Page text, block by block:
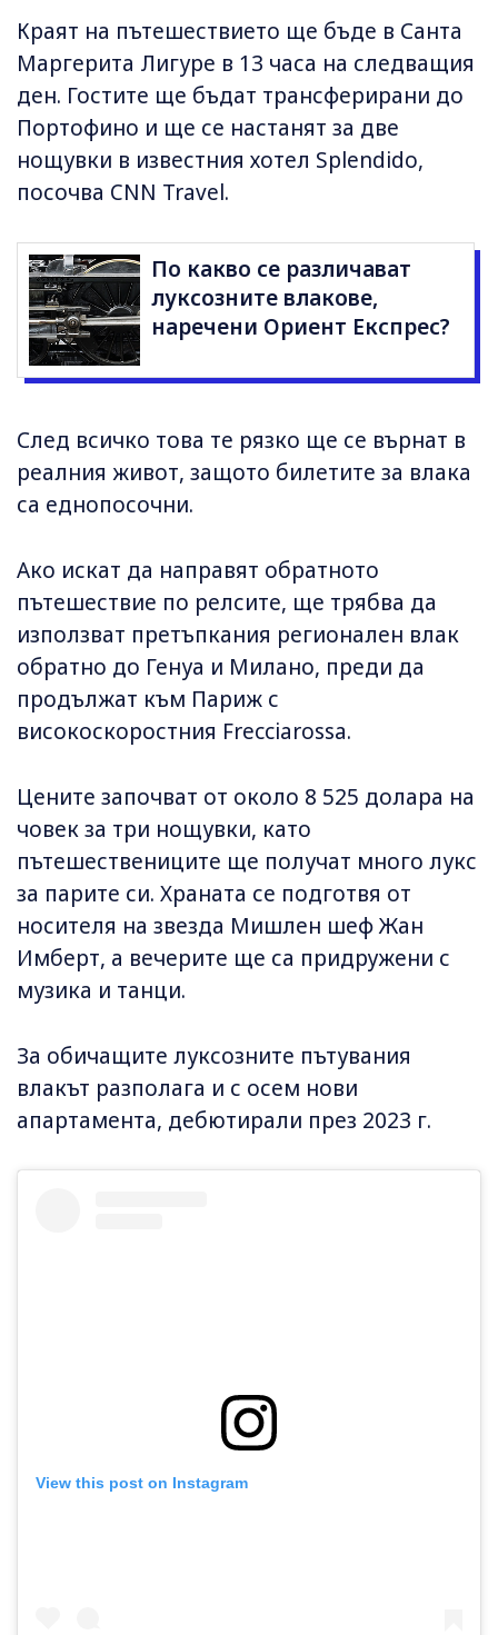
Краят на пътешествието ще бъде в Санта
Маргерита Лигуре в 13 часа на следващия
ден. Гостите ще бъдат трансферирани до
Портофино и ще се настанят за две
нощувки в известния хотел Splendido,
посочва CNN Travel.
По какво се различават
луксозните влакове,
наречени Ориент Експрес?
След всичко това те рязко ще се върнат в
реалния живот, защото билетите за влака
са еднопосочни.
Ако искат да направят обратното
пътешествие по релсите, ще трябва да
използват претъпкания регионален влак
обратно до Генуа и Милано, преди да
продължат към Париж с
високоскоростния Frecciarossa.
Цените започват от около 8 525 долара на
човек за три нощувки, като
пътешествениците ще получат много лукс
за парите си. Храната се подготвя от
носителя на звезда Мишлен шеф Жан
Имберт, а вечерите ще са придружени с
музика и танци.
За обичащите луксозните пътувания
влакът разполага и с осем нови
апартамента, дебютирали през 2023 г.
View this post on Instagram